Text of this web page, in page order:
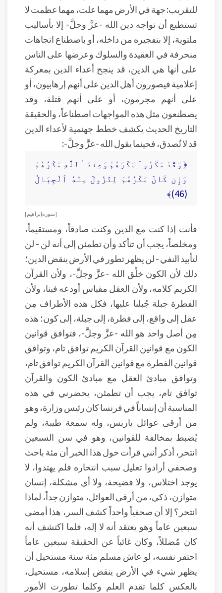
للتقريب: جهة في الأرض مهما علت، مهما عظمت لا
تستطيع أن تواجه دين الله -عزَّ وجلَّ- إلا بأساليب
ملتوية، إلا بتفجيره من داخله، أو باصطناع اتجاهات
منحرفة في العقيدة والسلوك وعرضها على الناس
على أنها هي الدين، قد ينجح أعداء الدين بمعركة
إعلامية فيصورون أهل الدين على أنهم إرهابيون، أو
على أنهم مجرمون، أو على أنهم قتلة، وقد
يصطنعون مثل هذه المواجهات اصطناعاً، والحقيقة
التاريخ الحديث يكشف خطط جهنمية لأعداء الدين
قد لا تُصدق، فحينما يقول الله -عزَّ وجلَّ-:
﴿ وَقَدْ مَكَرُواْ مَكْرَهُمْ وَعِندَ ٱللَّهِ مَكْرُهُمْ
وَإِن كَانَ مَكْرُهُمْ لِتَزُولَ مِنْهُ ٱلْجِبَالُ
(46)﴾
[ سورة إبراهيم ]
فأنت إذا كنت مع الدين وكنت صادقاً، ومستقيماً،
ومخلصاً، يجب أن تتأكد وأن تطمئن إلى أنه لن - لن
لتأبيد النفي - لن يظهر تطور في الأرض ينقض الدين؛
ذلك لأن الكون خلْق الله -عزَّ وجلَّ-، ولأن القرآن
الكريم كلامه، ولأن العقل مقياس أودعه فينا، ولأن
الفطرة جبلة جُبلنا عليها، فكل هذه الأطراف مِن
عقل إلى واقع، إلى فطرة، إلى جبلة، إلى كون؛ هذه
مِن أصل واحد هو الله -عزَّ وجلَّ-، فتوافق قوانين
الكون مع قوانين القرآن الكريم توافق تام، وتوافق
قوانين الفطرة مع قوانين القرآن الكريم توافق تام،
وتوافق مبادئ العقل مع مبادئ الكون والقرآن
توافق تام، يجب أن تطمئن، يحضرني في هذه
المناسبة أن إنساناً في فرنسا كان رئيس وزارة، وهو
من أرقى عوائل باريس، وله سمعة طيبة، ولم
يُضبط بمخالفة للقوانين، وهو في سن السبعين
انتحر، أذكر أنني قرأت حول هذا الخبر أن مئة باحث
وصحفي أرادوا تعليل سبب انتحاره فلم يهتدوا، لا
يوجد اختلاس، ولا فضيحة، ولا أي مشكلة، إنسان
متوازن، ذكي، من أرقى العوائل، متوازن جداً، لماذا
انتحر؟ إلا أن صحفياً واحداً كشف السر، هذا أمضى
سبعين عاماً وهو يعتقد أنه لا إله، فلما اكتشف أنه
كان مُضللاً، وكان غائباً عن الحقيقة سبعين عاماً
احتقر نفسه، لو عاش مسلم مئة سنة مستحيل أن
يظهر شيء في الأرض ينقض إسلامه، مستحيل،
بالعكس كلما تقدم العلم وكلما تطورت الأمور